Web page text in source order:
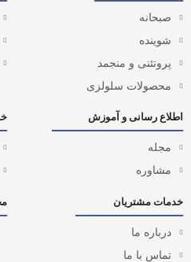
صبحانه
شوینده
پروتئنی و منجمد
محصولات سلولزی
اطلاع رسانی و آموزش
مجله
مشاوره
خدمات مشتریان
درباره ما
تماس با ما